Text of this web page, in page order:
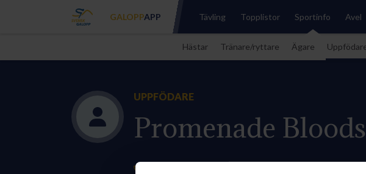
GALOPPAPP Tävling Topplistor Sportinfo Avel
Hästar Tränare/ryttare Ägare
UPPFÖDARE
Promenade